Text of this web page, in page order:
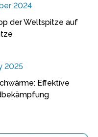
2024
der Weltspitze auf
2025
Effektive